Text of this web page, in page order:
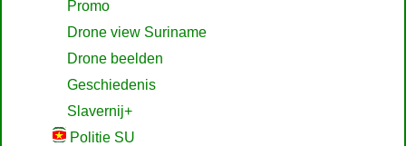
Promo
Drone view Suriname
Drone beelden
Geschiedenis
Slavernij+
Politie SU